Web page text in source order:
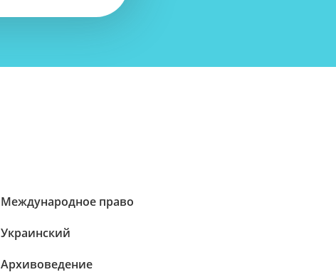
Международное право
Украинский
Архивоведение